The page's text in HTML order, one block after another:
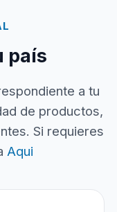
país
a tu
de productos,
Si requieres
Aqui